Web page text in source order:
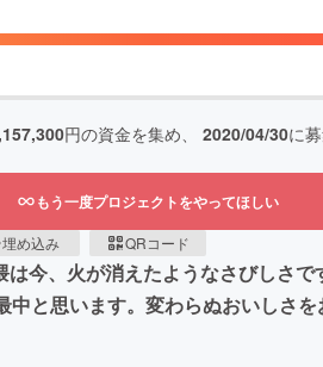
円の資金を集め、 2020/04/30に
もう一度プロジェクトをやってほしい
埋め込み QRコード
今、火が消えたようなさびしさ
と思います。変わらぬおいしさ